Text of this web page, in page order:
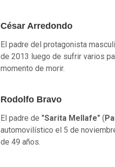
César Arredondo
El padre del protagonista
de 2013 luego de sufrir varios
momento de morir.
Rodolfo Bravo
El padre de "Sarita Mellafe" (
automovilístico el 5 de
de 49 años.